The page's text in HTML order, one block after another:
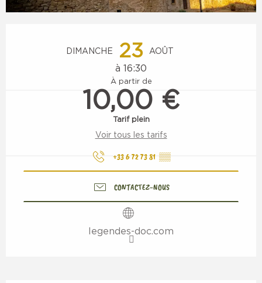
DIMANCHE 23 AOÛT
à 16:30
À partir de
10,00 €
Tarif plein
Voir tous les tarifs
+33 6 72 73 81 ▒▒
CONTACTEZ-NOUS
legendes-doc.com